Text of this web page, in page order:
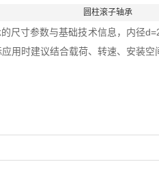
圆柱滚子轴承
尺寸参数与基础技术信息，内径
用时建议结合载荷、转速、安装空